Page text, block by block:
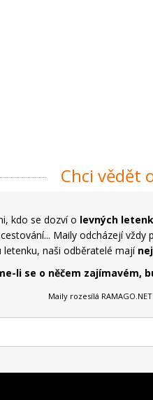
Chci vědět
kdo se dozví o levných
Maily odcházejí
letenku, naši odběratelé mají
li se o něčem zajímavém,
Maily rozesílá RAMAGO.NET.